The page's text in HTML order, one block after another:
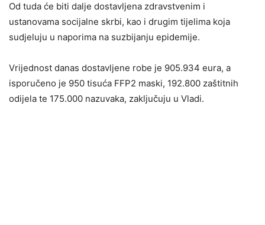
Od tuda će biti dalje dostavljena zdravstvenim i
ustanovama socijalne skrbi, kao i drugim tijelima koja
sudjeluju u naporima na suzbijanju epidemije.
Vrijednost danas dostavljene robe je 905.934 eura, a
isporučeno je 950 tisuća FFP2 maski, 192.800 zaštitnih
odijela te 175.000 nazuvaka, zaključuju u Vladi.